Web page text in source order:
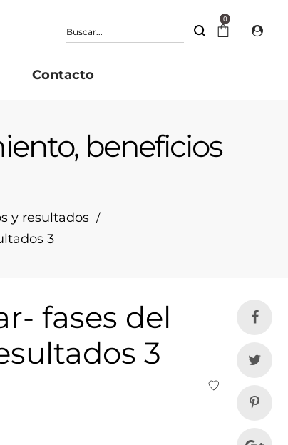
0
Contacto
beneficios
y resultados /
3
fases del
3